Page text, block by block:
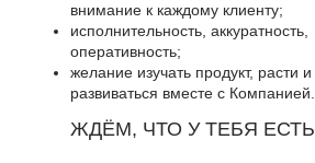
внимание к каждому клиенту;
исполнительность, аккуратность,
оперативность;
желание изучать продукт, расти и
развиваться вместе с Компанией.
ЖДЁМ, ЧТО У ТЕБЯ ЕСТЬ